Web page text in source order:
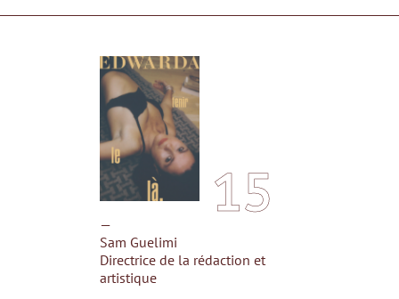
15
—
Sam Guelimi
Directrice de la rédaction et
artistique